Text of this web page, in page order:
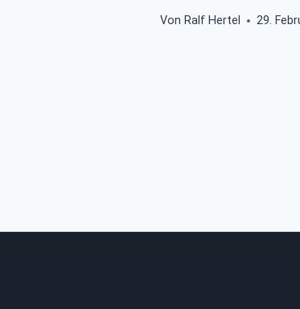
Von Ralf Hertel 29.